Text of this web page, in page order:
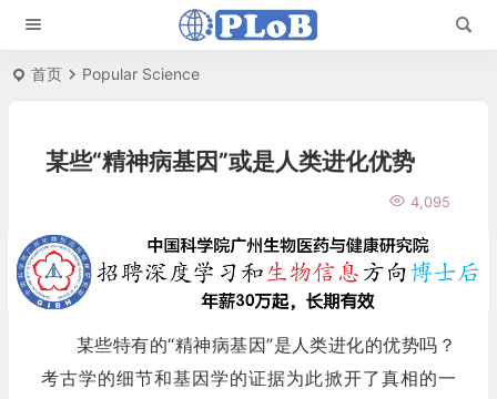
首页 Popular Science
某些“精神病基因”或是人类进化优势
4,095
某些特有的“精神病基因”是人类进化的优势吗？
考古学的细节和基因学的证据为此掀开了真相的一